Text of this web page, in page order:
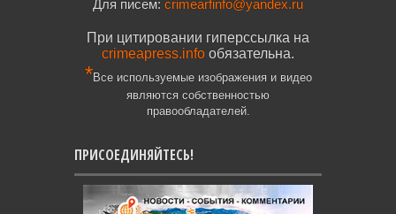
Для писем: crimearfinfo@yandex.ru
При цитировании гиперссылка на
crimeapress.info обязательна.
*Все используемые изображения и видео
являются собственностью
правообладателей.
ПРИСОЕДИНЯЙТЕСЬ!